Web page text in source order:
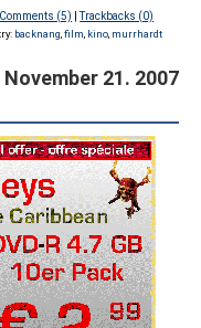
Comments (5) |Trackbacks (0)
backnang film kino, murrhardt
21. 2007